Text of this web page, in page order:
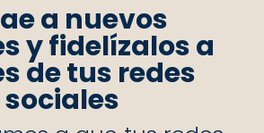
a nuevos
y fidelízalos a
de tus redes
sociales